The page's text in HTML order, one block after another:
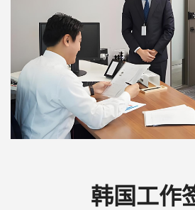
韩国工作